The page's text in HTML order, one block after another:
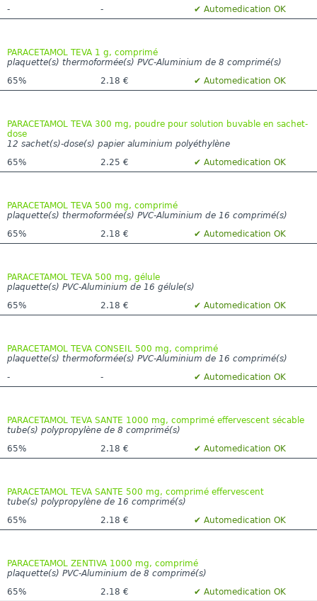
-
- ✔ Automedication OK
PARACETAMOL TEVA 1 g, comprimé
plaquette(s) thermoformée(s) PVC-Aluminium de 8 comprimé(s)
65%
2.18 € ✔ Automedication OK
PARACETAMOL TEVA 300 mg, poudre pour solution buvable en sachet-
dose
12 sachet(s)-dose(s) papier aluminium polyéthylène
65%
2.25 € ✔ Automedication OK
PARACETAMOL TEVA 500 mg, comprimé
plaquette(s) thermoformée(s) PVC-Aluminium de 16 comprimé(s)
65%
2.18 € ✔ Automedication OK
PARACETAMOL TEVA 500 mg, gélule
plaquette(s) PVC-Aluminium de 16 gélule(s)
65%
2.18 € ✔ Automedication OK
PARACETAMOL TEVA CONSEIL 500 mg, comprimé
plaquette(s) thermoformée(s) PVC-Aluminium de 16 comprimé(s)
-
- ✔ Automedication OK
PARACETAMOL TEVA SANTE 1000 mg, comprimé effervescent sécable
tube(s) polypropylène de 8 comprimé(s)
65%
2.18 € ✔ Automedication OK
PARACETAMOL TEVA SANTE 500 mg, comprimé effervescent
tube(s) polypropylène de 16 comprimé(s)
65%
2.18 € ✔ Automedication OK
PARACETAMOL ZENTIVA 1000 mg, comprimé
plaquette(s) PVC-Aluminium de 8 comprimé(s)
65%
2.18 € ✔ Automedication OK